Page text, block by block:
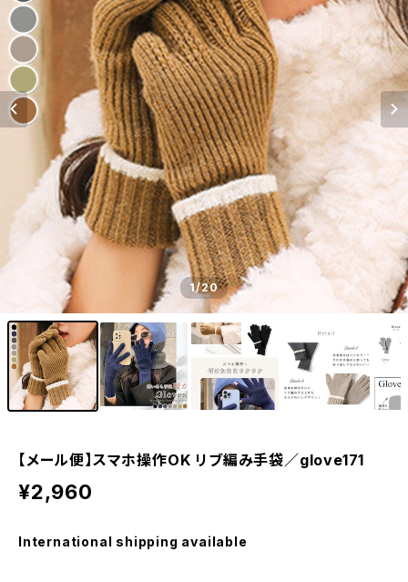
1/20
【メール便】スマホ操作OK リブ編み手袋／glove171
¥2,960
International shipping available